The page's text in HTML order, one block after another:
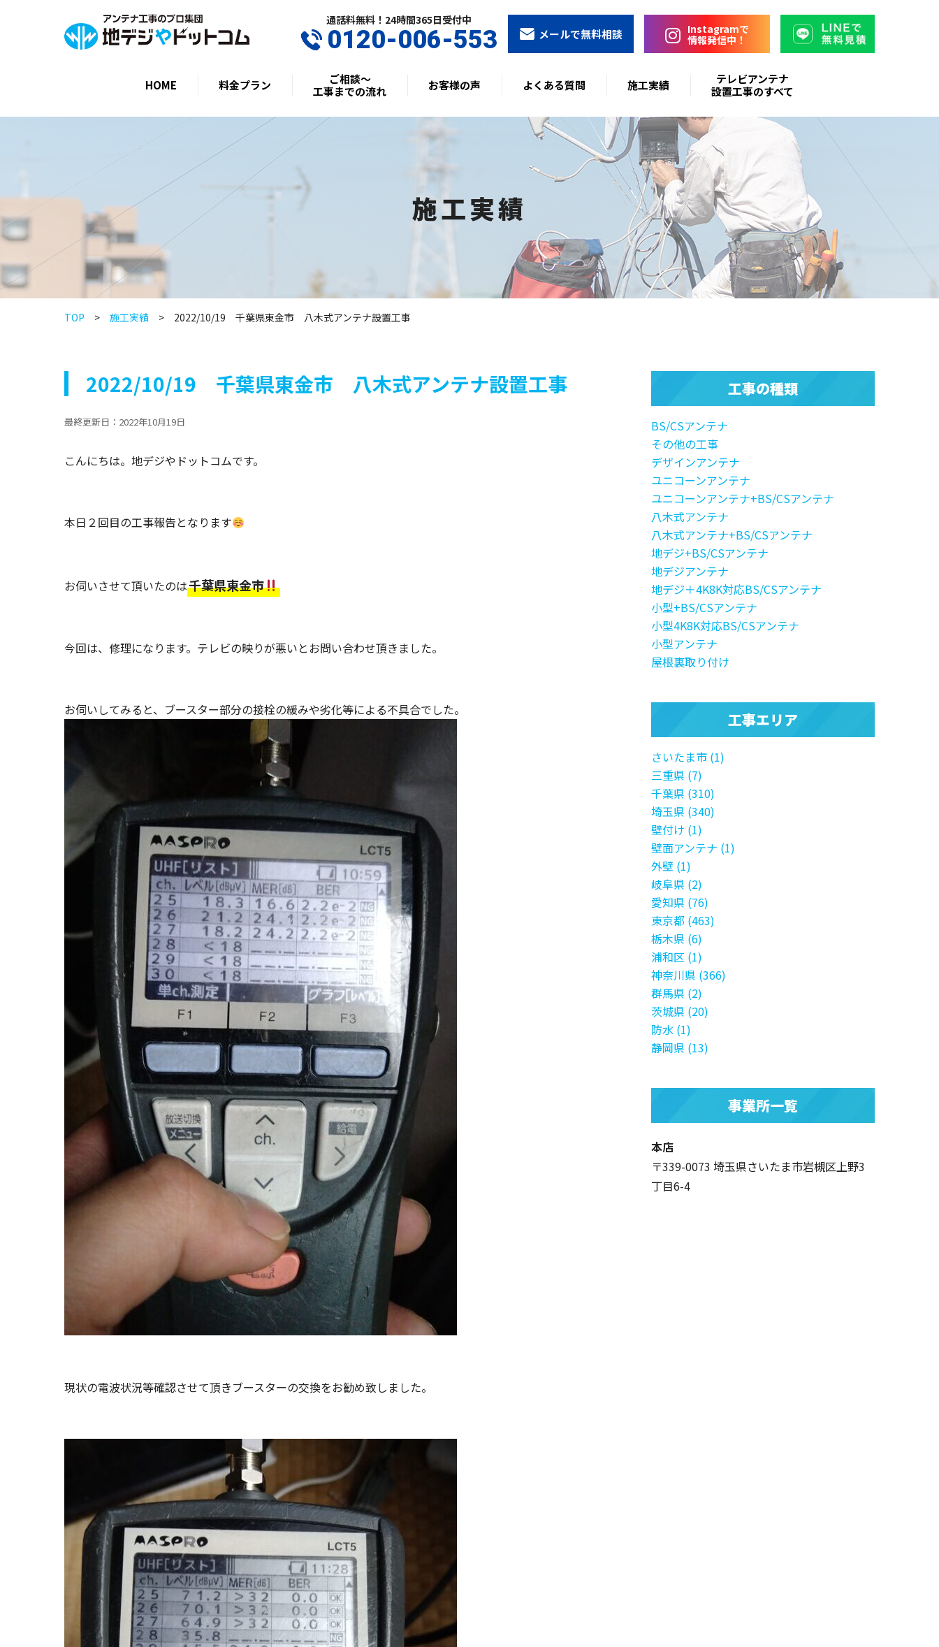
通話料無料！24時間365⽇受付中
0120-006-553 メールで無料相談
Instagramで
情報発信中！
HOME 料金プラン
ご相談〜
工事までの流れ
お客様の声 よくある質問 施工実績
テレビアンテナ
設置工事のすべて
施工実績
TOP 施工実績 2022/10/19 千葉県東金市 八木式アンテナ設置工事
2022/10/19 千葉県東金市 八木式アンテナ設置工事
最終更新日： 2022年10月19日
こんにちは。地デジやドットコムです。
本日２回目の工事報告となります
お伺いさせて頂いたのは千葉県東金市
今回は、修理になります。テレビの映りが悪いとお問い合わせ頂きました。
お伺いしてみると、ブースター部分の接栓の緩みや劣化等による不具合でした。
現状の電波状況等確認させて頂きブースターの交換をお勧め致しました。
工事の種類
BS/CSアンテナ
その他の工事
デザインアンテナ
ユニコーンアンテナ
ユニコーンアンテナ+BS/CSアンテナ
八木式アンテナ
八木式アンテナ+BS/CSアンテナ
地デジ+BS/CSアンテナ
地デジアンテナ
地デジ＋4K8K対応BS/CSアンテナ
小型+BS/CSアンテナ
小型4K8K対応BS/CSアンテナ
小型アンテナ
屋根裏取り付け
工事エリア
さいたま市 (1)
三重県 (7)
千葉県 (310)
埼玉県 (340)
壁付け (1)
壁面アンテナ (1)
外壁 (1)
岐阜県 (2)
愛知県 (76)
東京都 (463)
栃木県 (6)
浦和区 (1)
神奈川県 (366)
群馬県 (2)
茨城県 (20)
防水 (1)
静岡県 (13)
事業所一覧
本店
〒339-0073 埼玉県さいたま市岩槻区上野3
丁目6-4